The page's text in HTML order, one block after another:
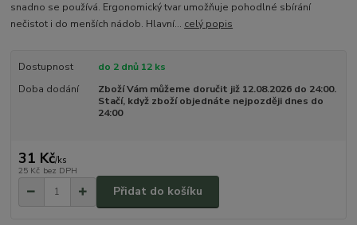
snadno se používá. Ergonomický tvar umožňuje pohodlné sbírání
nečistot i do menších nádob. Hlavní... celý popis
Dostupnost
do 2 dnů 12 ks
Doba dodání
Zboží Vám můžeme doručit již 12.08.2026 do 24:00.
Stačí, když zboží objednáte nejpozději dnes do
24:00
31 Kč/ks
25 Kč bez DPH
Přidat do košíku